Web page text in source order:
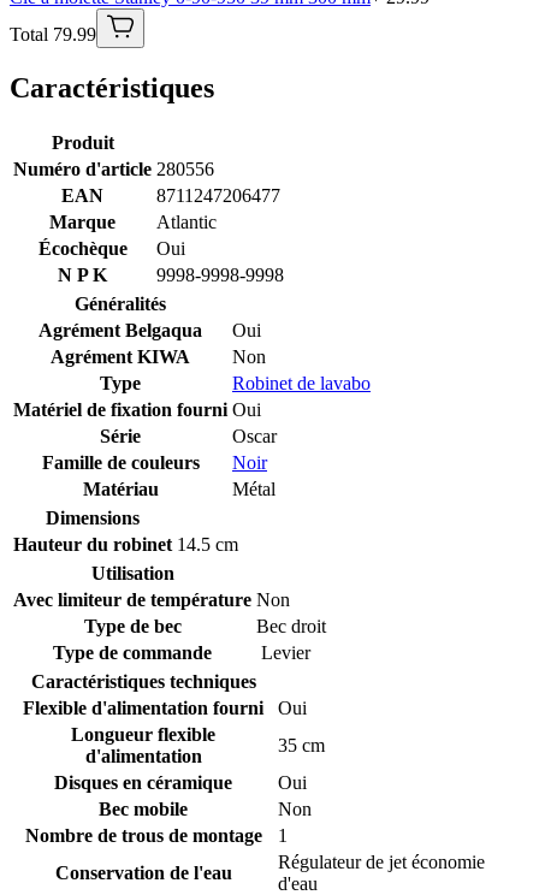
Total 79.99
Caractéristiques
Produit
Numéro d'article 280556
EAN
8711247206477
Marque
Atlantic
Écochèque
Oui
N P K
9998-9998-9998
Généralités
Agrément Belgaqua
Oui
Agrément KIWA
Non
Type
Robinet de lavabo
Matériel de fixation fourni Oui
Série
Oscar
Famille de couleurs
Noir
Matériau
Métal
Dimensions
Hauteur du robinet 14.5 cm
Utilisation
Avec limiteur de température Non
Type de bec
Bec droit
Type de commande
Levier
Caractéristiques techniques
Flexible d'alimentation fourni
Oui
Longueur flexible
d'alimentation
35 cm
Disques en céramique
Oui
Bec mobile
Non
Nombre de trous de montage
1
Conservation de l'eau
Régulateur de jet économie
d'eau